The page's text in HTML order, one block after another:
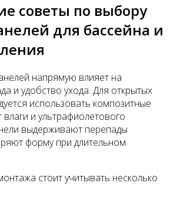
советы по выбору
для бассейна и
напрямую влияет на
и удобство ухода. Для открытых
использовать композитные
и ультрафиолетового
выдерживают перепады
форму при длительном
стоит учитывать несколько